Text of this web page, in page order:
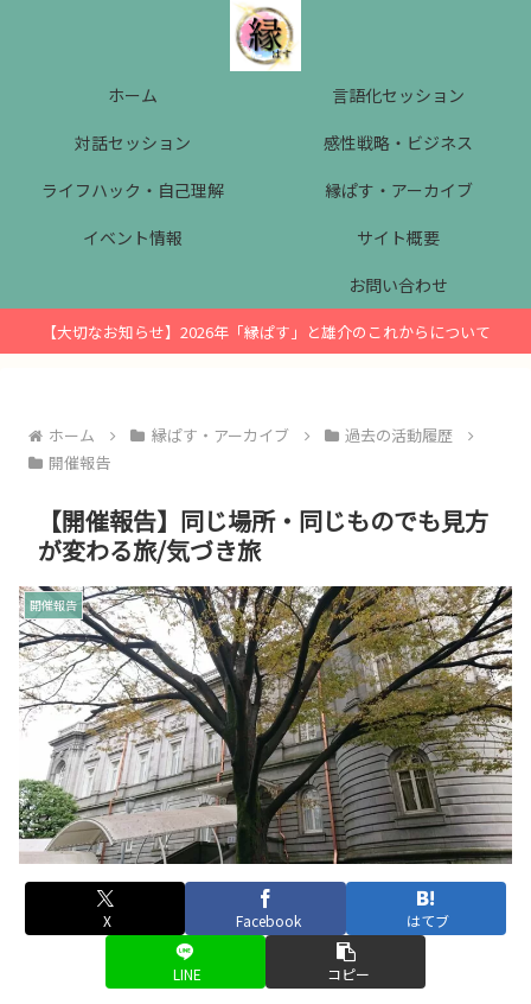
ホーム
言語化セッション
対話セッション
感性戦略・ビジネス
ライフハック・自己理解
縁ぱす・アーカイブ
イベント情報
サイト概要
お問い合わせ
【大切なお知らせ】2026年「縁ぱす」と雄介のこれからについて
ホーム 縁ぱす・アーカイブ
過去の活動履歴
開催報告
【開催報告】同じ場所・同じものでも見方
が変わる旅/気づき旅
開催報告
X Facebook はてブ
LINE コピー